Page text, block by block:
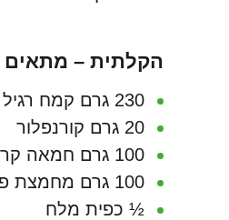
הקלתית – מתאים
230 גרם קמח רגיל
20 גרם קורנפלור
100 גרם חמאה קרה
100 גרם מחמצת פעילה
½ כפית מלח